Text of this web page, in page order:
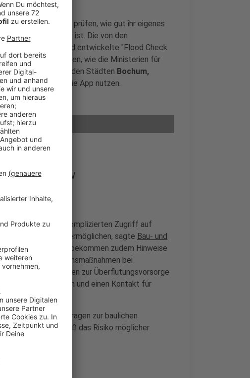
Westfalen künftig prüfen, wie gut ihr eigenes
geschützt ist. Die von den
und Lippeverband entwickelte "Flood Check
ausgerollt werden, wie die Ministerien für
nur Bürger in den Städten Bochum,
und Herten
die App nutzen.
Adresse in NRW
schnellen und unkomplizierten Zugriff auf
ihrer Immobilie zu ermöglichen, sagte Bau- und
Die Nutzer der App bekommen zudem Hinweise
sowie zu Verhaltensmaßnahmen bei
auch ihre Aktivitäten zur Überflutungsvorsorge
hinweisen und einen Kontakt für
und beantworten Fragen zur baulichen
ermittelt, wie groß das Risiko möglicher
ist.